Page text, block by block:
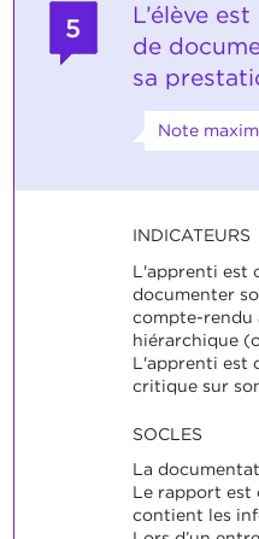
5
L’élève
de
sa
Note
INDICATEURS
L'apprenti est
documenter
compte-rendu
hiérarchique
L'apprenti est
critique sur
SOCLES
La
Le rapport est
contient les